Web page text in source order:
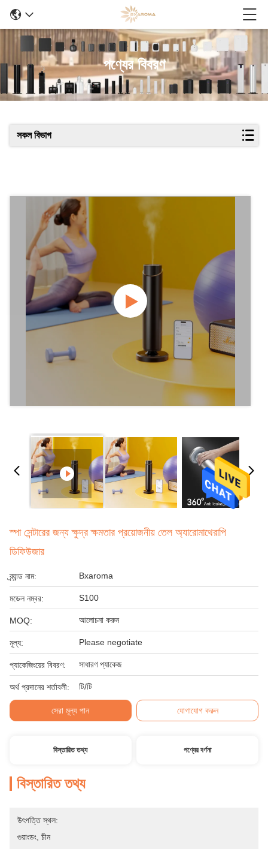
পণ্যের বিবরণ
সকল বিভাগ
স্পা সেন্টারের জন্য ক্ষুদ্র ক্ষমতার প্রয়োজনীয় তেল অ্যারোমাথেরাপি
ডিফিউজার
ব্র্যান্ড নাম: Bxaroma
মডেল নম্বর: S100
MOQ: আলোচনা করুন
মূল্য: Please negotiate
প্যাকেজিংয়ের বিবরণ: সাধারণ প্যাকেজ
অর্থ প্রদানের শর্তাবলী: টি/টি
সেরা মূল্য পান যোগাযোগ করুন
বিস্তারিত তথ্য পণ্যের বর্ণনা
বিস্তারিত তথ্য
উৎপত্তি স্থল:
গুয়াংডং, চীন